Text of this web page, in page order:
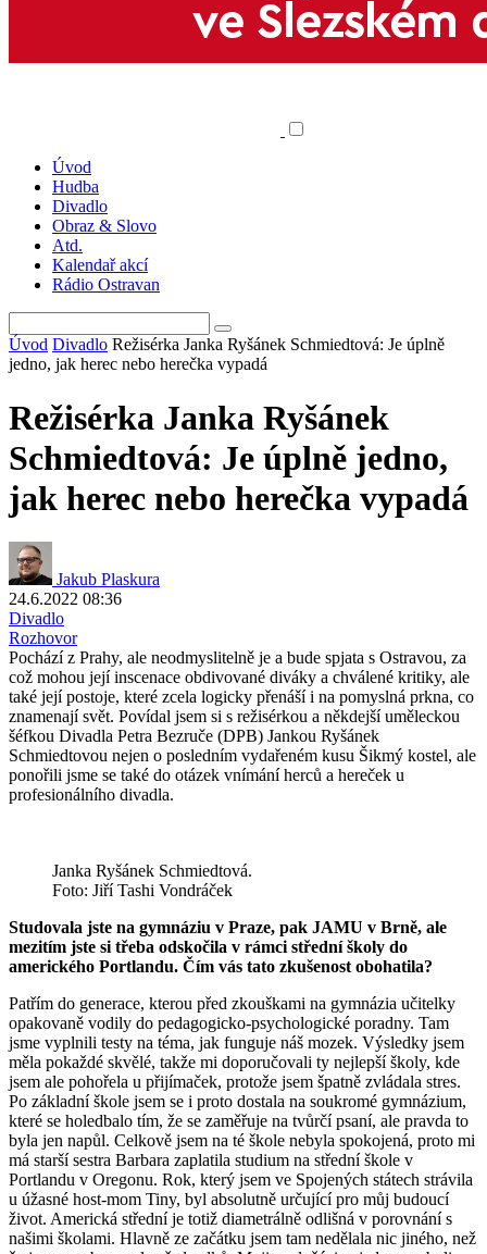
Úvod
Hudba
Divadlo
Obraz & Slovo
Atd.
Kalendař akcí
Rádio Ostravan
Úvod Divadlo Režisérka Janka Ryšánek Schmiedtová: Je úplně
jedno, jak herec nebo herečka vypadá
Režisérka Janka Ryšánek
Schmiedtová: Je úplně jedno,
jak herec nebo herečka vypadá
Jakub Plaskura
24.6.2022 08:36
Divadlo
Rozhovor
Pochází z Prahy, ale neodmyslitelně je a bude spjata s Ostravou, za
což mohou její inscenace obdivované diváky a chválené kritiky, ale
také její postoje, které zcela logicky přenáší i na pomyslná prkna, co
znamenají svět. Povídal jsem si s režisérkou a někdejší uměleckou
šéfkou Divadla Petra Bezruče (DPB) Jankou Ryšánek
Schmiedtovou nejen o posledním vydařeném kusu Šikmý kostel, ale
ponořili jsme se také do otázek vnímání herců a hereček u
profesionálního divadla.
Janka Ryšánek Schmiedtová.
Foto: Jiří Tashi Vondráček
Studovala jste na gymnáziu v Praze, pak JAMU v Brně, ale
mezitím jste si třeba odskočila v rámci střední školy do
amerického Portlandu. Čím vás tato zkušenost obohatila?
Patřím do generace, kterou před zkouškami na gymnázia učitelky
opakovaně vodily do pedagogicko-psychologické poradny. Tam
jsme vyplnili testy na téma, jak funguje náš mozek. Výsledky jsem
měla pokaždé skvělé, takže mi doporučovali ty nejlepší školy, kde
jsem ale pohořela u přijímaček, protože jsem špatně zvládala stres.
Po základní škole jsem se i proto dostala na soukromé gymnázium,
které se holedbalo tím, že se zaměřuje na tvůrčí psaní, ale pravda to
byla jen napůl. Celkově jsem na té škole nebyla spokojená, proto mi
má starší sestra Barbara zaplatila studium na střední škole v
Portlandu v Oregonu. Rok, který jsem ve Spojených státech strávila
u úžasné host-mom Tiny, byl absolutně určující pro můj budoucí
život. Americká střední je totiž diametrálně odlišná v porovnání s
našimi školami. Hlavně ze začátku jsem tam nedělala nic jiného, než